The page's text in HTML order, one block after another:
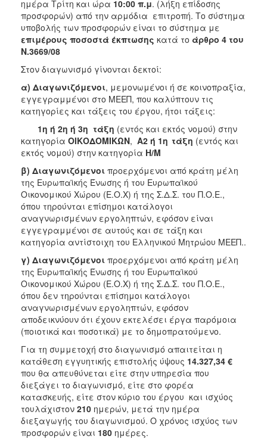
ημέρα Τρίτη και ώρα 10:00 π.μ. (λήξη επίδοσης
προσφορών) από την αρμόδια επιτροπή. Το σύστημα
υποβολής των προσφορών είναι το σύστημα με
επιμέρους ποσοστά έκπτωσης κατά το άρθρο 4 του
Ν.3669/08
Στον διαγωνισμό γίνονται δεκτοί:
α) Διαγωνιζόμενοι, μεμονωμένοι ή σε κοινοπραξία,
εγγεγραμμένοι στο ΜΕΕΠ, που καλύπτουν τις
κατηγορίες και τάξεις του έργου, ήτοι τάξεις:
1η ή 2η ή 3η τάξη (εντός και εκτός νομού) στην
κατηγορία ΟΙΚΟΔΟΜΙΚΩΝ, Α2 ή 1η τάξη (εντός και
εκτός νομού) στην κατηγορία Η/Μ
β) Διαγωνιζόμενοι προερχόμενοι από κράτη μέλη
της Ευρωπαϊκής Ένωσης ή του Ευρωπαϊκού
Οικονομικού Χώρου (Ε.Ο.Χ) ή της Σ.Δ.Σ. του Π.Ο.Ε.,
όπου τηρούνται επίσημοι κατάλογοι
αναγνωρισμένων εργοληπτών, εφόσον είναι
εγγεγραμμένοι σε αυτούς και σε τάξη και
κατηγορία αντίστοιχη του Ελληνικού Μητρώου ΜΕΕΠ..
γ) Διαγωνιζόμενοι προερχόμενοι από κράτη μέλη
της Ευρωπαϊκής Ένωσης ή του Ευρωπαϊκού
Οικονομικού Χώρου (Ε.Ο.Χ) ή της Σ.Δ.Σ. του Π.Ο.Ε.,
όπου δεν τηρούνται επίσημοι κατάλογοι
αναγνωρισμένων εργοληπτών, εφόσον
αποδεικνύουν ότι έχουν εκτελέσει έργα παρόμοια
(ποιοτικά και ποσοτικά) με το δημοπρατούμενο.
Για τη συμμετοχή στο διαγωνισμό απαιτείται η
κατάθεση εγγυητικής επιστολής ύψους 14.327,34 €
που θα απευθύνεται είτε στην υπηρεσία που
διεξάγει το διαγωνισμό, είτε στο φορέα
κατασκευής, είτε στον κύριο του έργου και ισχύος
τουλάχιστον 210 ημερών, μετά την ημέρα
διεξαγωγής του διαγωνισμού. Ο χρόνος ισχύος των
προσφορών είναι 180 ημέρες.